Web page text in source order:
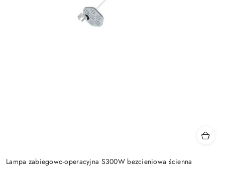
Lampa zabiegowo-operacyjna S300W bezcieniowa ścienna